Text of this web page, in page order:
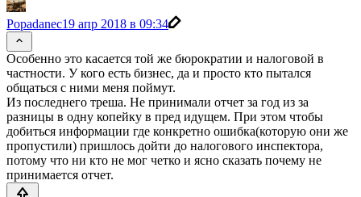
Popadanec19 апр 2018 в 09:34
Особенно это касается той же бюрократии и налоговой в
частности. У кого есть бизнес, да и просто кто пытался
общаться с ними меня поймут.
Из последнего треша. Не принимали отчет за год из за
разницы в одну копейку в пред идущем. При этом чтобы
добиться информации где конкретно ошибка(которую они же
пропустили) пришлось дойти до налогового инспектора,
потому что ни кто не мог четко и ясно сказать почему не
принимается отчет.